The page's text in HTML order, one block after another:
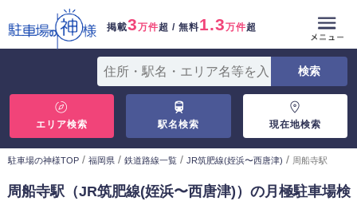
掲載3万件超 / 無料1.3万件超
エリア検索 駅名検索 現在地検索
駐車場の神様TOP / 福岡県 / 鉄道路線一覧 / JR筑肥線(姪浜〜西唐津) / 周船寺駅
周船寺駅（JR筑肥線(姪浜〜西唐津)）の月極駐車場検